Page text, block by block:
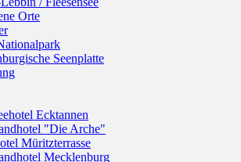
Orte
Seenplatte
Ecktannen
"Die Arche"
Müritzterrasse
Mecklenburg